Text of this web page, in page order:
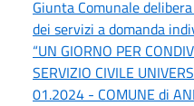
Giunta Comunale
dei servizi a domanda
“UN GIORNO PER
SERVIZIO CIVILE
01.2024 - COMUNE di